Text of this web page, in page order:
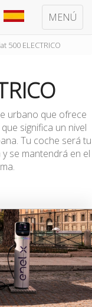
MENÚ
500 ELECTRICO
urbano que ofrece
significa un nivel
Tu coche será tu
se mantendrá en el